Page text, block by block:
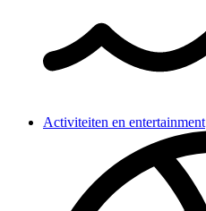
Activiteiten en entertainment